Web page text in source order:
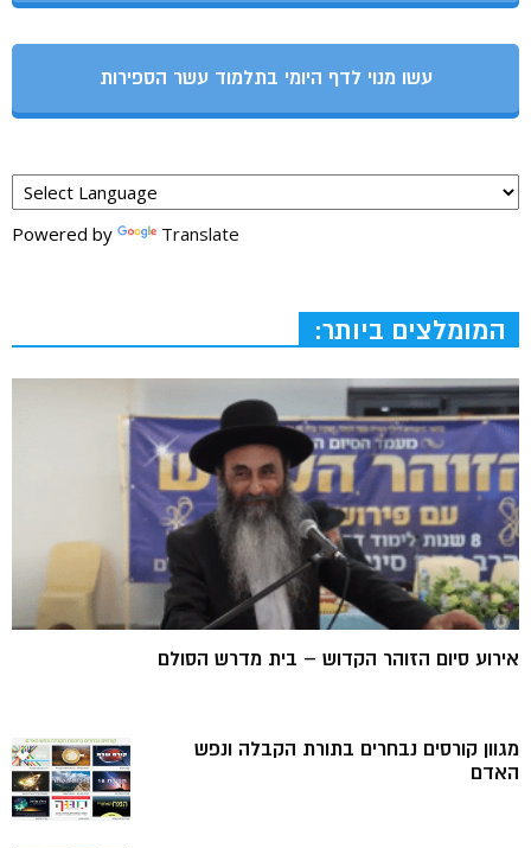
עשו מנוי לדף היומי בתלמוד עשר הספירות
Powered by Translate
המומלצים ביותר:
אירוע סיום הזוהר הקדוש – בית מדרש הסולם
מגוון קורסים נבחרים בתורת הקבלה ונפש
האדם